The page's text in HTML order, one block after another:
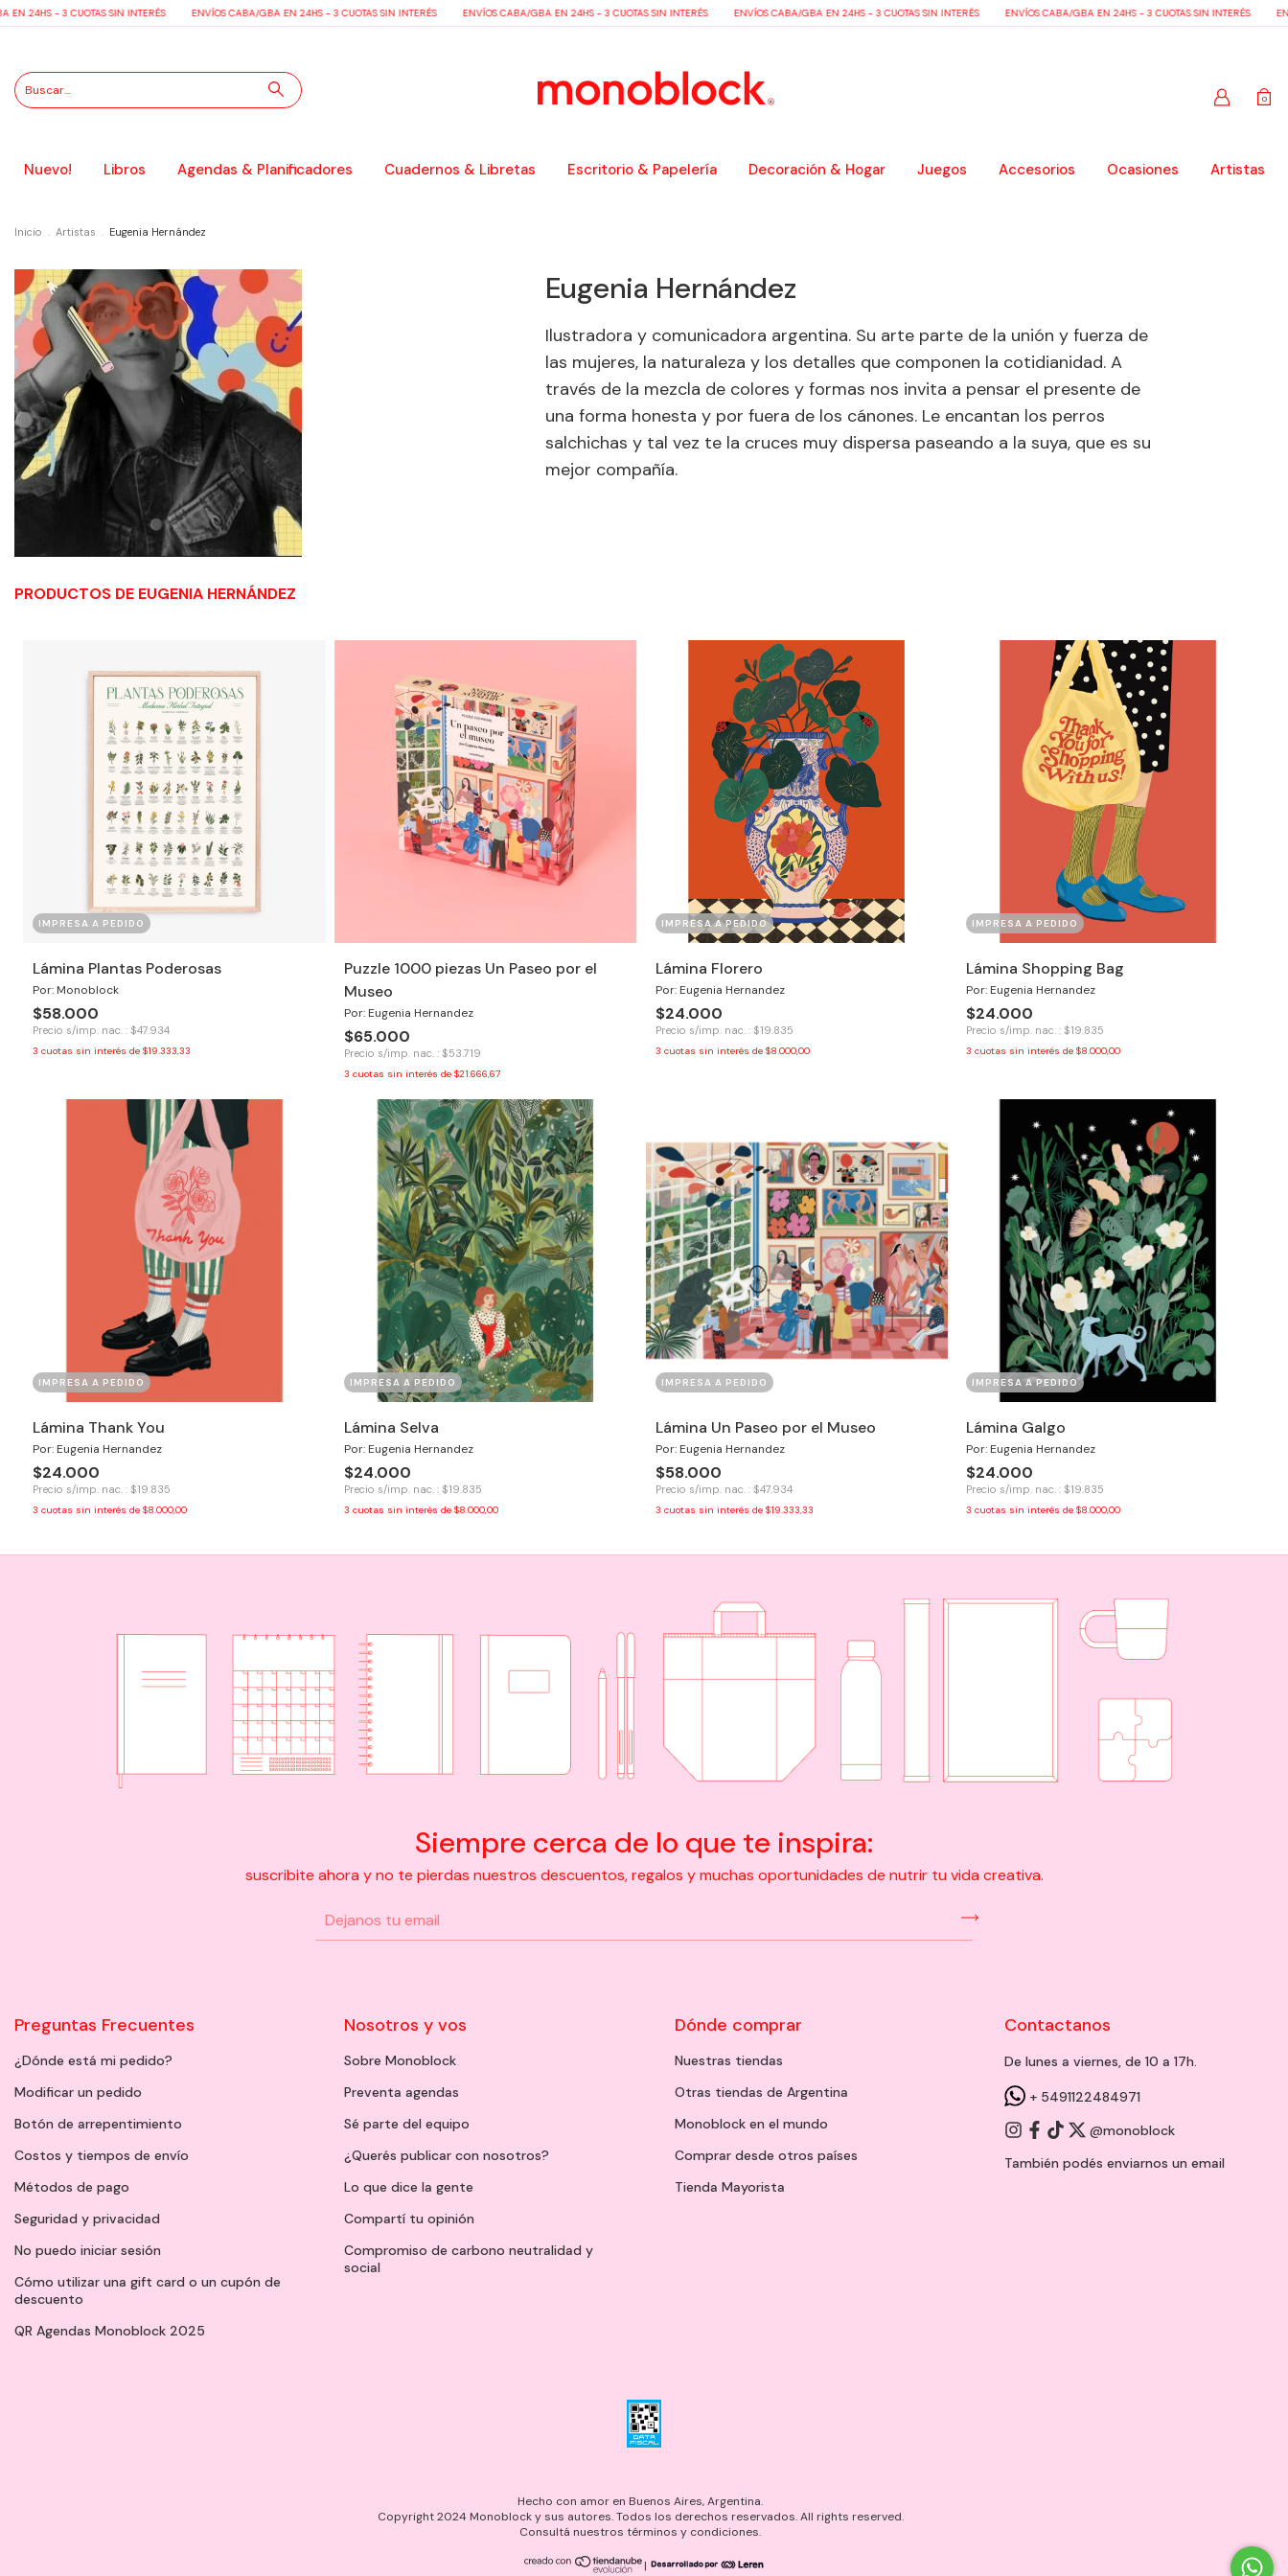
24HS - 3 CUOTAS SIN INTERÉS ENVÍOS CABA/GBA EN 24HS - 3 CUOTAS SIN INTERÉS ENVÍOS CABA/GBA EN 24HS - 3 CUOTAS SIN INTERÉS ENVÍOS CABA/GBA EN 24HS - 3 CUOTAS SIN INTERÉS ENVÍOS CABA/GBA EN 24HS - 3 CUOTAS SIN INTERÉS
0
Nuevo! Libros Agendas & Planificadores Cuadernos & Libretas Escritorio & Papelería Decoración & Hogar Juegos Accesorios Ocasiones Artistas
Inicio . Artistas . Eugenia Hernández
Eugenia Hernández
Ilustradora y comunicadora argentina. Su arte parte de la unión y fuerza de
las mujeres, la naturaleza y los detalles que componen la cotidianidad. A
través de la mezcla de colores y formas nos invita a pensar el presente de
una forma honesta y por fuera de los cánones. Le encantan los perros
salchichas y tal vez te la cruces muy dispersa paseando a la suya, que es su
mejor compañía.
PRODUCTOS DE EUGENIA HERNÁNDEZ
IMPRESA A PEDIDO
Lámina Plantas Poderosas
Por: Monoblock
$58.000
Precio s/imp. nac. : $47.934
3 cuotas sin interés de $19.333,33
Puzzle 1000 piezas Un Paseo por el
Museo
Por: Eugenia Hernandez
$65.000
Precio s/imp. nac. : $53.719
3 cuotas sin interés de $21.666,67
IMPRESA A PEDIDO
Lámina Florero
Por: Eugenia Hernandez
$24.000
Precio s/imp. nac. : $19.835
3 cuotas sin interés de $8.000,00
IMPRESA A PEDIDO
Lámina Shopping Bag
Por: Eugenia Hernandez
$24.000
Precio s/imp. nac. : $19.835
3 cuotas sin interés de$8.000,00
IMPRESA A PEDIDO
Lámina Thank You
Por: Eugenia Hernandez
$24.000
Precio s/imp. nac. : $19.835
3 cuotas sin interés de $8.000,00
IMPRESA A PEDIDO
Lámina Selva
Por: Eugenia Hernandez
$24.000
Precio s/imp. nac. : $19.835
3 cuotas sin interés de $8.000,00
IMPRESA A PEDIDO
Lámina Un Paseo por el Museo
Por: Eugenia Hernandez
$58.000
Precio s/imp. nac. : $47.934
3 cuotas sin interés de $19.333,33
IMPRESA A PEDIDO
Lámina Galgo
Por: Eugenia Hernandez
$24.000
Precio s/imp. nac. : $19.835
3 cuotas sin interés de$8.000,00
Siempre cerca de lo que te inspira:
suscribite ahora y no te pierdas nuestros descuentos, regalos y muchas oportunidades de nutrir tu vida creativa.
Preguntas Frecuentes
¿Dónde está mi pedido?
Modificar un pedido
Botón de arrepentimiento
Costos y tiempos de envío
Métodos de pago
Seguridad y privacidad
No puedo iniciar sesión
Cómo utilizar una gift card o un cupón de
descuento
QR Agendas Monoblock 2025
Nosotros y vos
Sobre Monoblock
Preventa agendas
Sé parte del equipo
¿Querés publicar con nosotros?
Lo que dice la gente
Compartí tu opinión
Compromiso de carbono neutralidad y
social
Dónde comprar
Nuestras tiendas
Otras tiendas de Argentina
Monoblock en el mundo
Comprar desde otros países
Tienda Mayorista
Contactanos
De lunes a viernes, de 10 a 17h.
+ 5491122484971
@monoblock
También podés enviarnos un email
Hecho con amor en Buenos Aires, Argentina.
Copyright 2024 Monoblock y sus autores. Todos los derechos reservados. All rights reserved.
Consultá nuestros términos y condiciones.
|